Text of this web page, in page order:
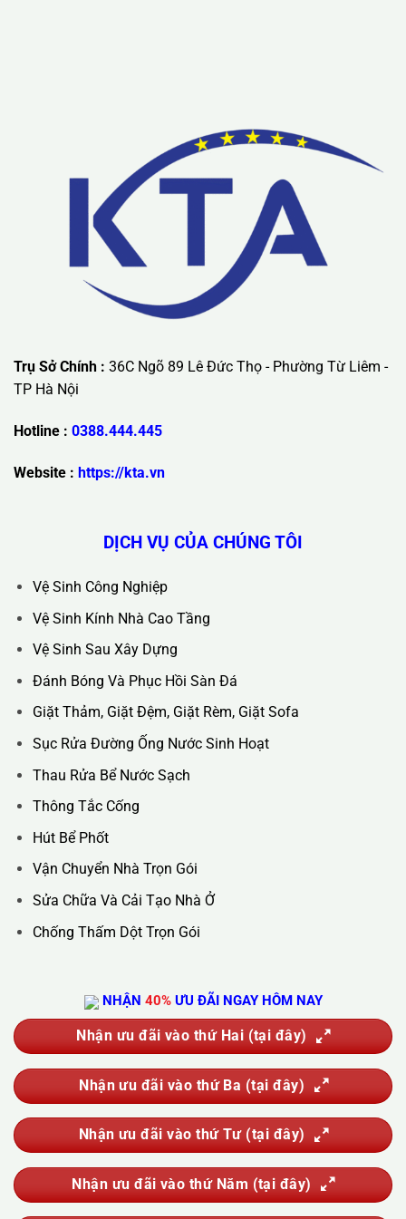
Lưu ý: Liên hệ chúng tôi được áp dụng chương trình khuyến
mãi ưu đãi có giá trị lớn nhất.
Trụ Sở Chính :36C Ngõ 89 Lê Đức Thọ - Phường Từ Liêm -
TP Hà Nội
Hotline : 0388.444.445
Vệ Sinh Công Nghiệp
Vệ Sinh Kính Nhà Cao Tầng
Đánh Bóng Và Phục Hồi Sàn Đá
Giặt Thảm, Giặt Đệm, Giặt Rèm, Giặt Sofa
Sục Rửa Đường Ống Nước Sinh Hoạt
Thau Rửa Bể Nước Sạch